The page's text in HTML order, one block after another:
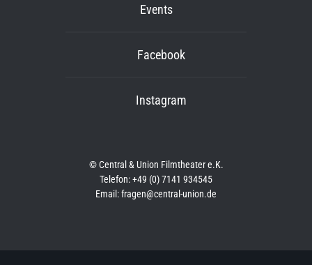
Events
Facebook
Instagram
© Central & Union Filmtheater e.K.
Telefon: +49 (0) 7141 934545
Email: fragen@central-union.de